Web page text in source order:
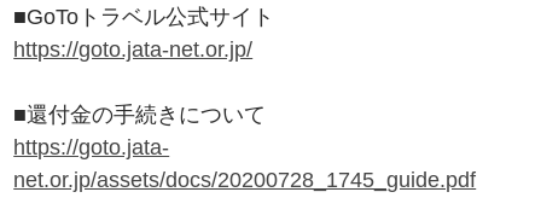
■GoToトラベル公式サイト
https://goto.jata-net.or.jp/
■還付金の手続きについて
https://goto.jata-
net.or.jp/assets/docs/20200728_1745_guide.pdf